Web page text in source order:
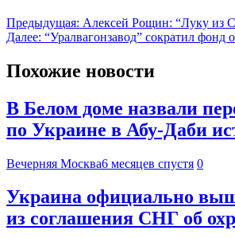
Предыдущая: Алексей Рощин: “Луку из
Далее: “Уралвагонзавод” сократил фонд
Похожие новости
В Белом доме назвали
по Украине в Абу-Даби
Вечерняя Москва6 месяцев спустя 0
Украина официально
из соглашения СНГ об